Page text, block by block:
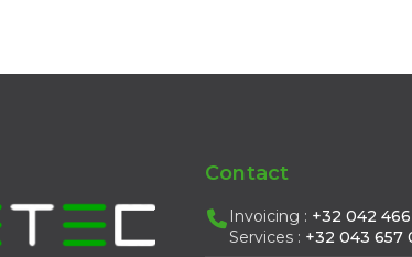
Contact
Invoicing : +32 042
Services : +32 043 657